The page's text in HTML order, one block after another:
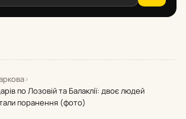
›
по Лозовій та Балаклії: двоє людей
поранення (фото)